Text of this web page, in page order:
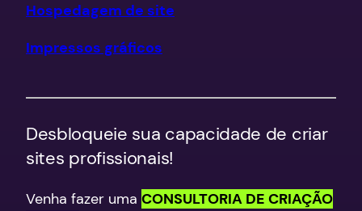
Hospedagem de site
Impressos gráficos
Desbloqueie sua capacidade de criar
sites profissionais!
Venha fazer uma CONSULTORIA DE CRIAÇÃO